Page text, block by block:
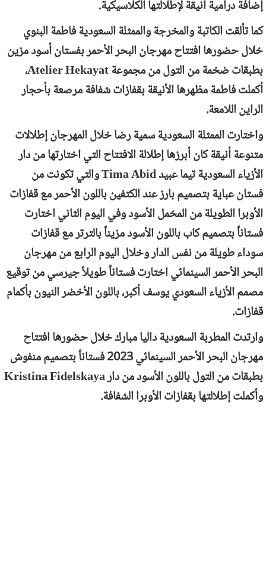
إضافة درامية أنيقة لإطلالتها الكلاسيكية.
كما تألقت الكاتبة والمخرجة والممثلة السعودية فاطمة البنوي
خلال حضورها افتتاح مهرجان البحر الأحمر بفستان أسود مزين
بطبقات ضخمة من التول من مجموعةAtelier Hekayat،
أكملت فاطمة مظهرها الأنيقة بقفازات شفافة مرصعة بأحجار
الراين اللامعة.
واختارت الممثلة السعودية سمية رضا خلال المهرجان إطلالات
متنوعة أنيقة كان أبرزها إطلالة الافتتاح التي اختارتها من دار
الأزياء السعودية تيما عبيدTima Abidوالتي تكونت من
فستان عباية بتصميم بارز عند الكتفين باللون الأحمر مع قفازات
الأوبرا الطويلة من المخمل الأسود وفي اليوم الثاني اختارت
فستاناً بتصميم كاب باللون الأسود مزيناً بالترتر مع قفازات
سوداء طويلة من نفس الدار وخلال اليوم الرابع من مهرجان
البحر الأحمر السينمائي اختارت فستاناً طويلاً جيرسي من توقيع
مصمم الأزياء السعودي يوسف أكبر، باللون الأخضر النيون بأكمام
قفازات.
وارتدت المطربة السعودية داليا مبارك خلال حضورها افتتاح
مهرجان البحر الأحمر السينمائي 2023 فستاناً بتصميم منفوش
بطبقات من التول باللون الأسود من دارKristina Fidelskaya
وأكملت إطلالتها بقفازات الأوبرا الشفافة.